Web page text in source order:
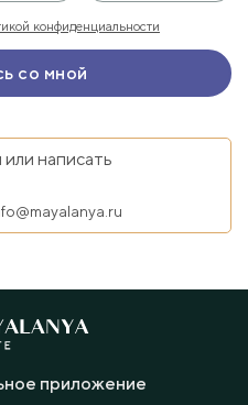
конфиденциальности
написать
приложение